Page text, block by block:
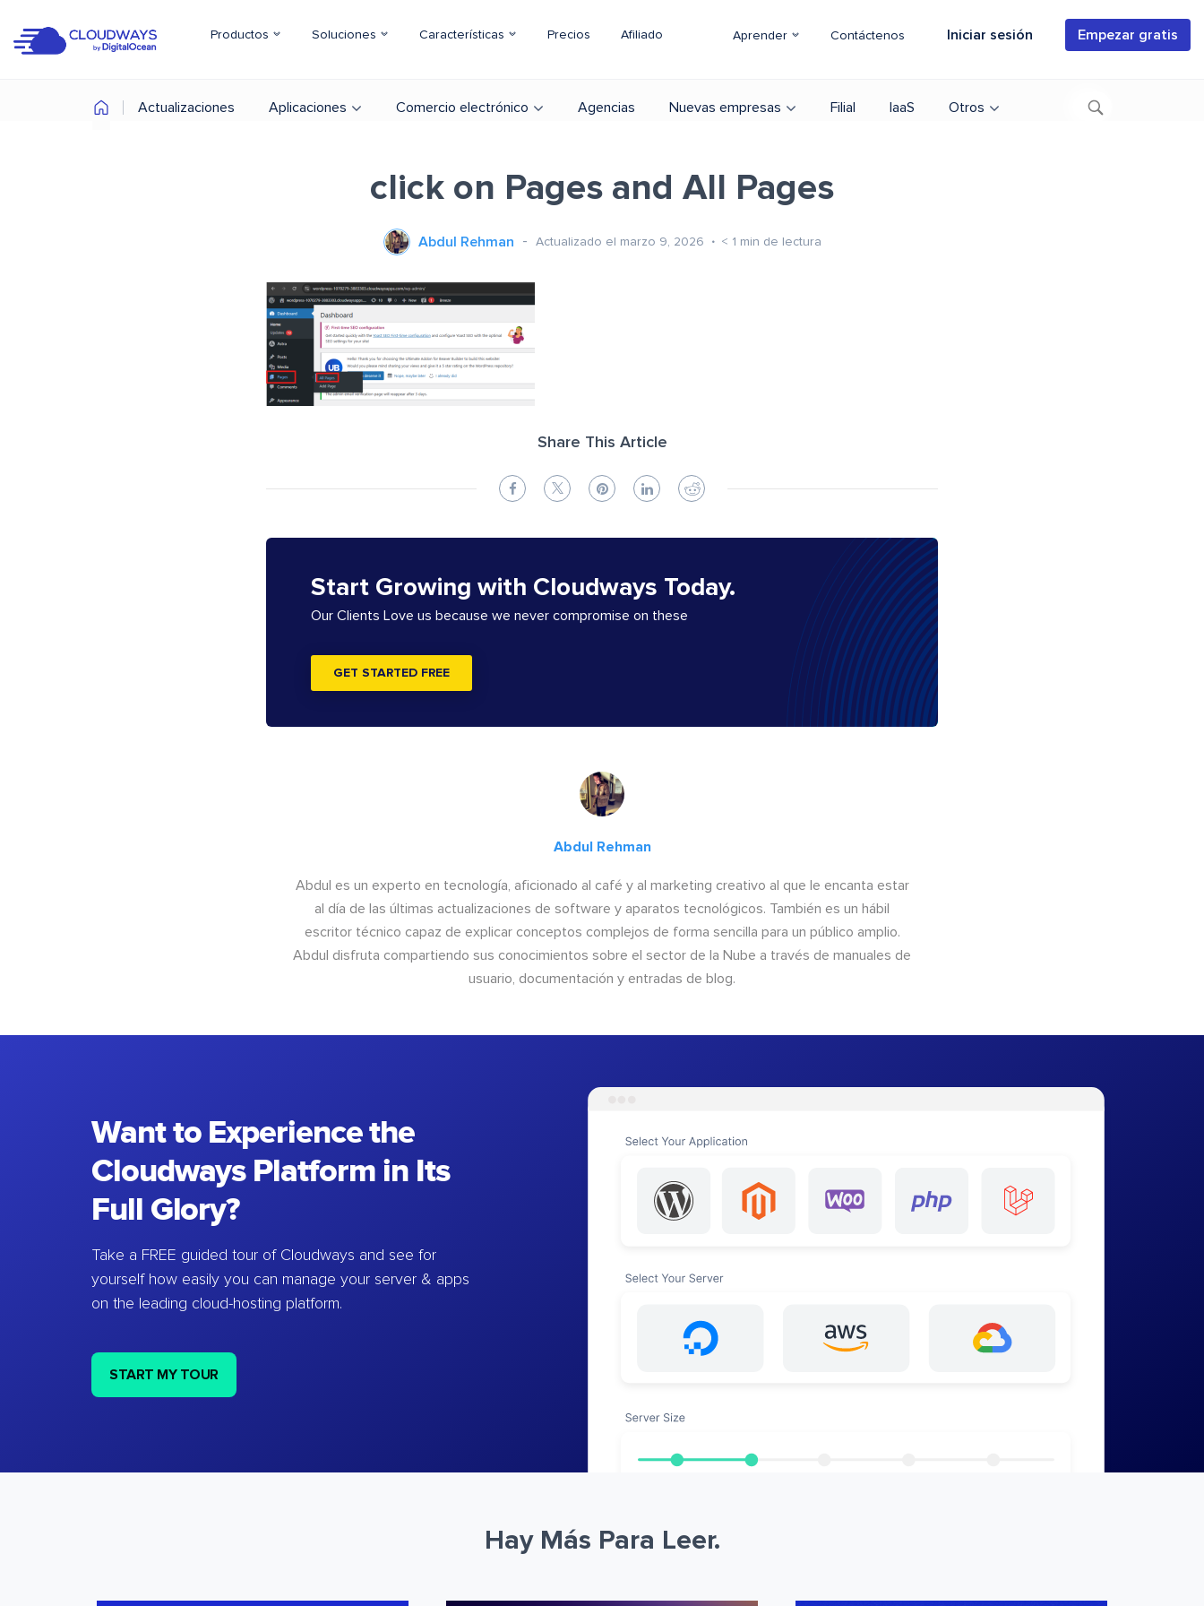
Productos Soluciones Características Precios Afiliado Aprender Contáctenos Iniciar sesión Empezar gratis
Actualizaciones Aplicaciones Comercio electrónico Agencias Nuevas empresas Filial IaaS Otros
click on Pages and All Pages
Abdul Rehman Actualizado el marzo 9, 2026 < 1 min de lectura
Share This Article
Start Growing with Cloudways Today.
Our Clients Love us because we never compromise on these
GET STARTED FREE
Abdul Rehman
Abdul es un experto en tecnología, aficionado al café y al marketing creativo al que le encanta estar
al día de las últimas actualizaciones de software y aparatos tecnológicos. También es un hábil
escritor técnico capaz de explicar conceptos complejos de forma sencilla para un público amplio.
Abdul disfruta compartiendo sus conocimientos sobre el sector de la Nube a través de manuales de
usuario, documentación y entradas de blog.
Want to Experience the
Cloudways Platform in Its
Full Glory?
Take a FREE guided tour of Cloudways and see for
yourself how easily you can manage your server & apps
on the leading cloud-hosting platform.
START MY TOUR
Hay Más Para Leer.